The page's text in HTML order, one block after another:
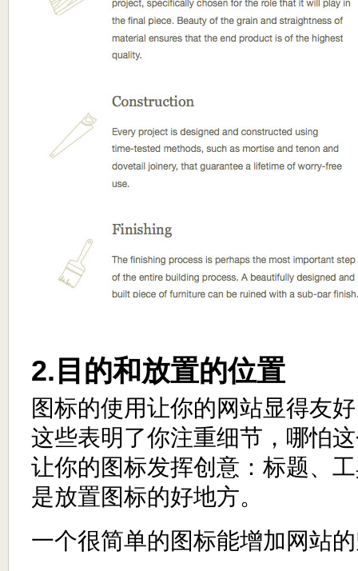
2.目的和放置的位置
图标的使用让你的网站显得友
这些表明了你注重细节，哪怕
让你的图标发挥创意：标题、
是放置图标的好地方。
一个很简单的图标能增加网站